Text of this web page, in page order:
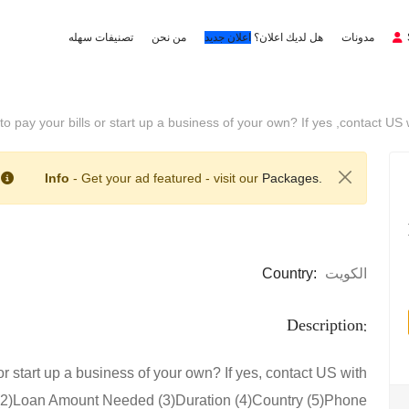
تصنيفات سهله من نحن هل لديك اعلان؟ اعلان جديد مدونات
pay your bills or start up a business of your own? If yes ,contact US
Info - Get your ad featured - visit our Packages.
Country: الكويت
Description:
start up a business of your own? If yes, contact US with
Amount Needed (3)Duration (4)Country (5)Phone